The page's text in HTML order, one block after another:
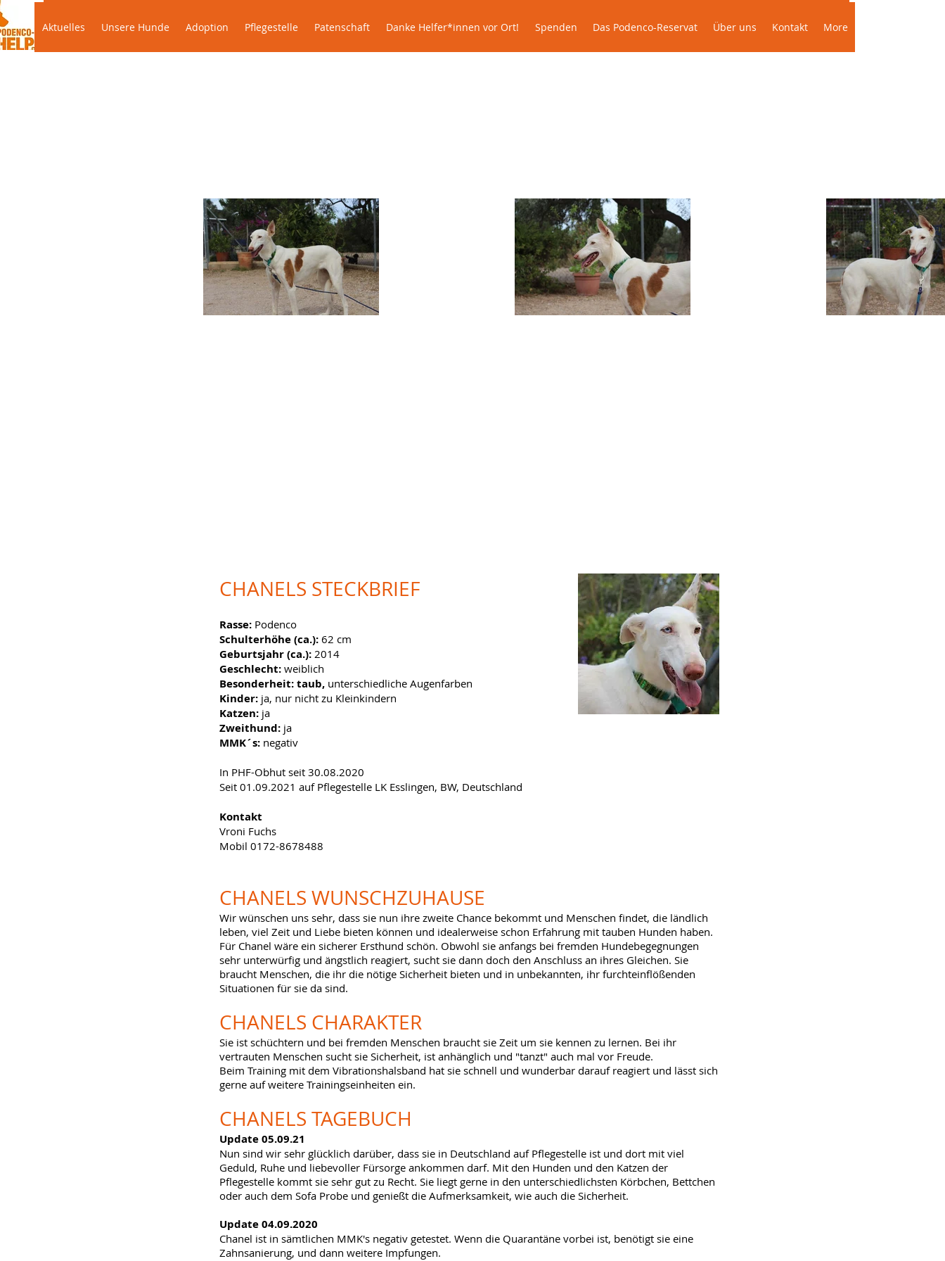
Aktuelles Unsere Hunde Adoption Pflegestelle Patenschaft Danke Helfer*innen vor Ort! Spenden Das Podenco-Reservat Über uns More
CHANELS STECKBRIEF
Rasse: Podenco
Schulterhöhe (ca.): 62 cm
Geburtsjahr (ca.): 2014
Geschlecht: weiblich
Besonderheit: taub, unterschiedliche Augenfarben
Kinder: ja, nur nicht zu Kleinkindern
Katzen: ja
Zweithund: ja
MMK´s: negativ
In PHF-Obhut seit 30.08.2020
Seit 01.09.2021 auf Pflegestelle LK Esslingen, BW, Deutschland ​
Kontakt
Vroni Fuchs
Mobil 0172-8678488
CHANELS WUNSCHZUHAUSE
Wir wünschen uns sehr, dass sie nun ihre zweite Chance bekommt und Menschen findet, die ländlich
leben, viel Zeit und Liebe bieten können und idealerweise schon Erfahrung mit tauben Hunden haben.
Für Chanel wäre ein sicherer Ersthund schön. Obwohl sie anfangs bei fremden Hundebegegnungen
sehr unterwürfig und ängstlich reagiert, sucht sie dann doch den Anschluss an ihres Gleichen. Sie
braucht Menschen, die ihr die nötige Sicherheit bieten und in unbekannten, ihr furchteinflößenden
Situationen für sie da sind.
CHANELS CHARAKTER
Sie ist schüchtern und bei fremden Menschen braucht sie Zeit um sie kennen zu lernen. Bei ihr
vertrauten Menschen sucht sie Sicherheit, ist anhänglich und "tanzt" auch mal vor Freude.
Beim Training mit dem Vibrationshalsband hat sie schnell und wunderbar darauf reagiert und lässt sich
gerne auf weitere Trainingseinheiten ein.
CHANELS TAGEBUCH
Update 05.09.21
Nun sind wir sehr glücklich darüber, dass sie in Deutschland auf Pflegestelle ist und dort mit viel
Geduld, Ruhe und liebevoller Fürsorge ankommen darf. Mit den Hunden und den Katzen der
Pflegestelle kommt sie sehr gut zu Recht. Sie liegt gerne in den unterschiedlichsten Körbchen, Bettchen
oder auch dem Sofa Probe und genießt die Aufmerksamkeit, wie auch die Sicherheit.
Update 04.09.2020
Chanel ist in sämtlichen MMK's negativ getestet. Wenn die Quarantäne vorbei ist, benötigt sie eine
Zahnsanierung, und dann weitere Impfungen.
Aktuelles Unsere Hunde Adoption Pflegestelle Patenschaft Danke Helfer*innen vor Ort! Spenden Das Podenco-Reservat Über uns Kontakt More